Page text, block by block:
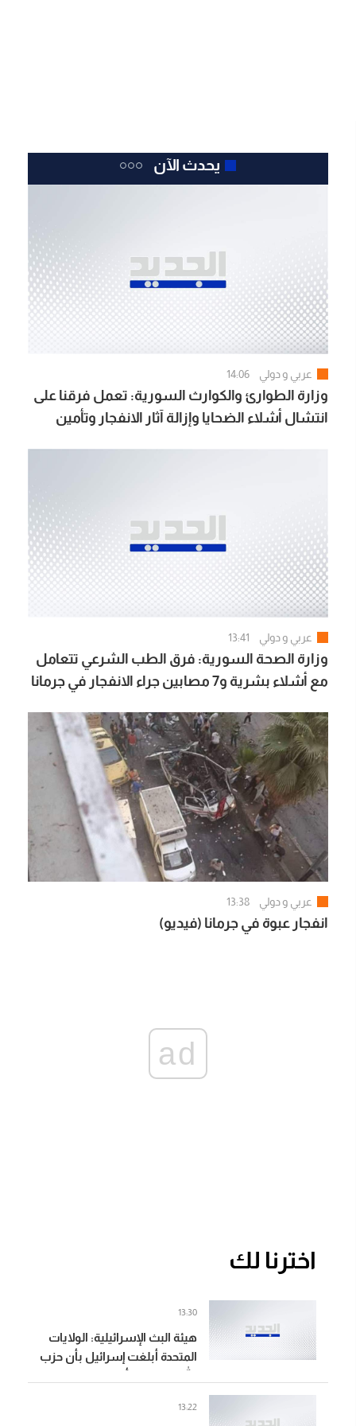
يحدث الآن
عربي و دولي 14:06
وزارة الطوارئ والكوارث السورية: تعمل فرقنا على
انتشال أشلاء الضحايا وإزالة آثار الانفجار وتأمين
عربي و دولي 13:41
وزارة الصحة السورية: فرق الطب الشرعي تتعامل
مع أشلاء بشرية و7 مصابين جراء الانفجار في جرمانا
عربي و دولي 13:38
انفجار عبوة في جرمانا (فيديو)
ad
اخترنا لك
هيئة البث الإسرائيلية: الولايات
المتحدة أبلغت إسرائيل بأن حزب
13:30
13:22